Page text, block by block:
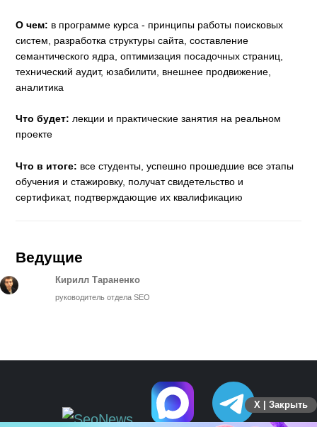
О чем: в программе курса - принципы работы поисковых
систем, разработка структуры сайта, составление
семантического ядра, оптимизация посадочных страниц,
технический аудит, юзабилити, внешнее продвижение,
аналитика
Что будет: лекции и практические занятия на реальном
проекте
Что в итоге: все студенты, успешно прошедшие все этапы
обучения и стажировку, получат свидетельство и
сертификат, подтверждающие их квалификацию
Ведущие
Кирилл Тараненко
руководитель отдела SEO
X | Закрыть